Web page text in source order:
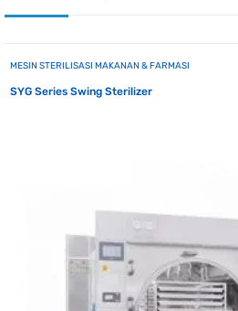
MESIN STERILISASI MAKANAN & FARMASI
SYG Series Swing Sterilizer